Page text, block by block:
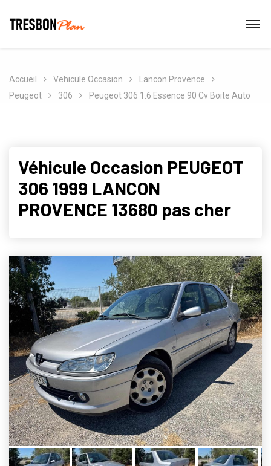
Accueil Vehicule Occasion
Lancon Provence
Peugeot
306 Peugeot 306 1.6 Essence 90 Cv Boite Auto
Véhicule Occasion PEUGEOT
306 1999 LANCON
PROVENCE 13680 pas cher